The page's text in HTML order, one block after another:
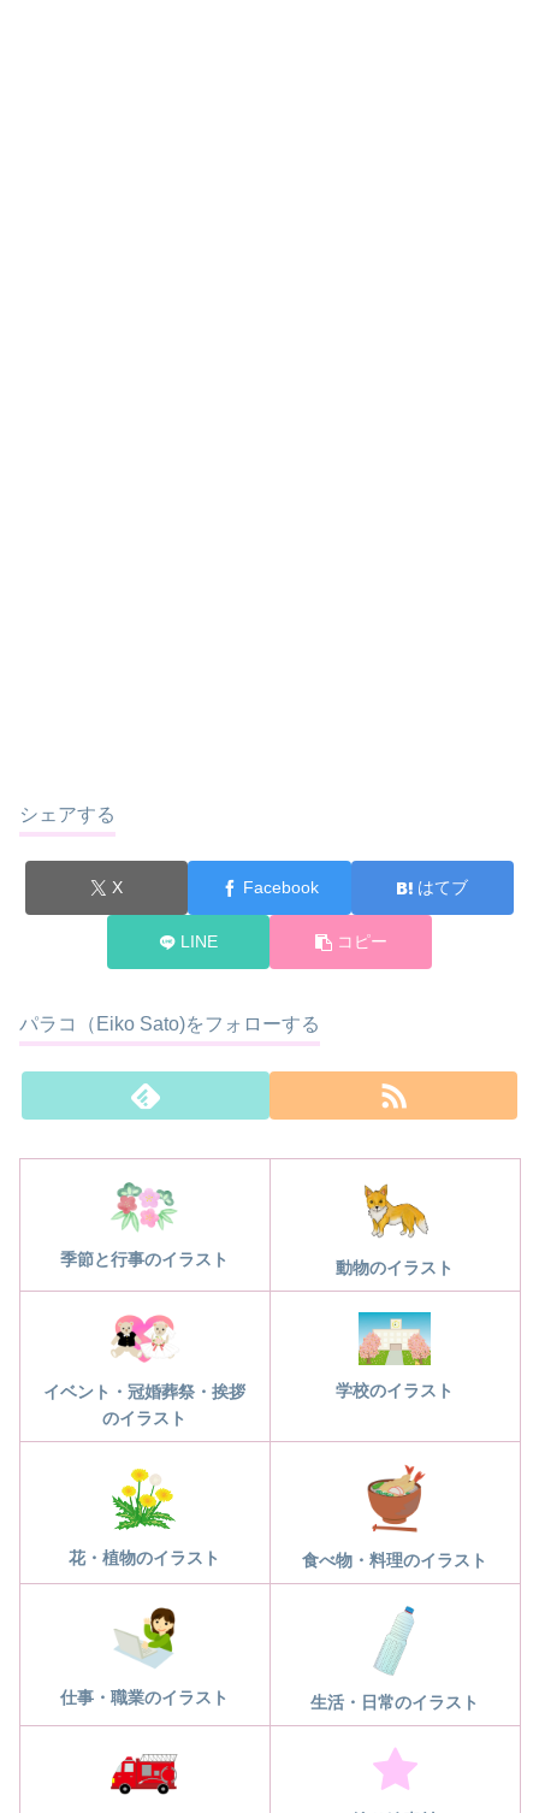
シェアする
X Facebook はてブ
LINE コピー
パラコ（Eiko Sato)をフォローする
季節と行事のイラスト 動物のイラスト
イベント・冠婚葬祭・挨拶
のイラスト
学校のイラスト
花・植物のイラスト 食べ物・料理のイラスト
仕事・職業のイラスト 生活・日常のイラスト